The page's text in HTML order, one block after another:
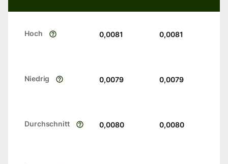
Hoch 0,0081 0,0081
Niedrig 0,0079 0,0079
Durchschnitt 0,0080 0,0080